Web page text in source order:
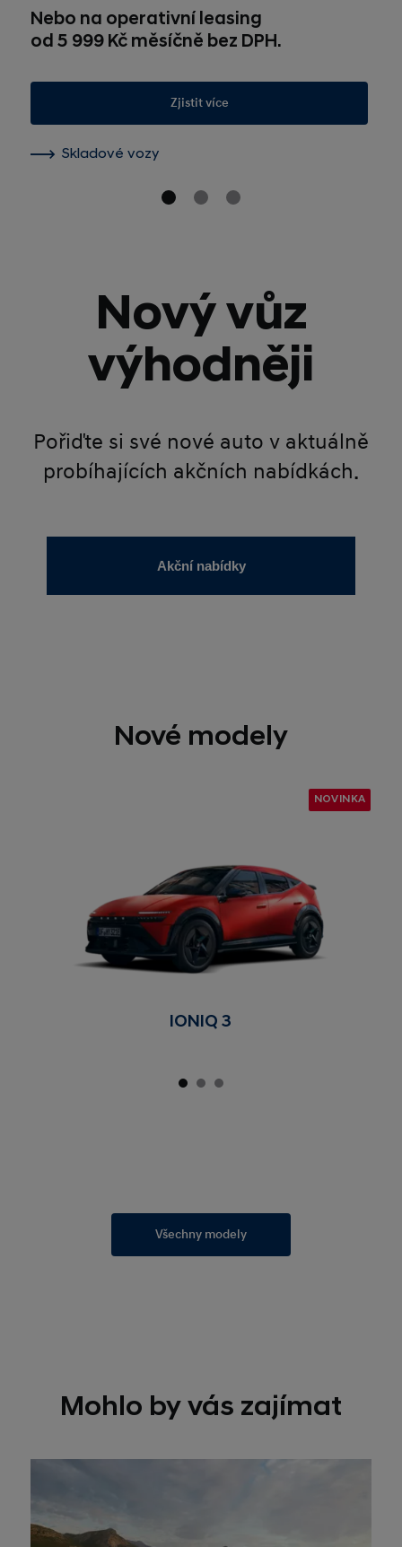
Nebo na operativní leasing
od 5 999 Kč měsíčně bez DPH.
Zjistit více
Skladové vozy
Nový vůz
výhodněji
Pořiďte si své nové auto v aktuálně
probíhajících akčních nabídkách.
Akční nabídky
Nové modely
NOVINKA
IONIQ 3
Všechny modely
Mohlo by vás zajímat